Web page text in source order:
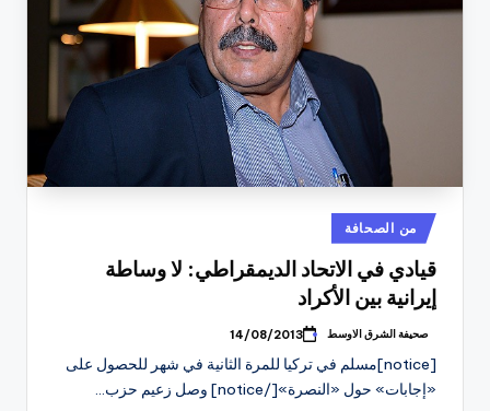
نُشر
في
من الصحافة
قيادي في الاتحاد الديمقراطي: لا وساطة
إيرانية بين الأكراد
تمّ
بواسطة
صحيفة الشرق الاوسط 14/08/2013
[notice]مسلم في تركيا للمرة الثانية في شهر للحصول على
«إجابات» حول «النصرة»[/notice] وصل زعيم حزب…